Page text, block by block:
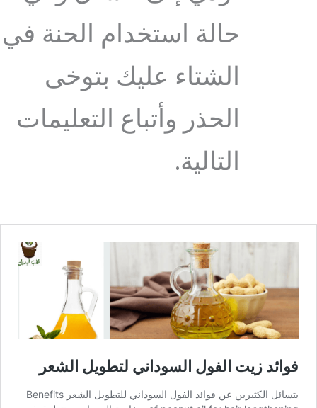
حالة استخدام الحنة في
الشتاء عليك بتوخى
الحذر وأتباع التعليمات
التالية.